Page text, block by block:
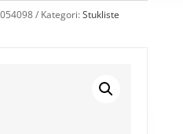
Kategori:Stukliste